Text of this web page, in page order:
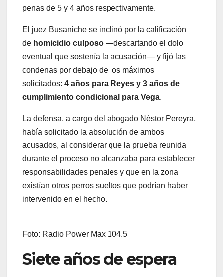
penas de 5 y 4 años respectivamente.
El juez Busaniche se inclinó por la calificación
de homicidio culposo —descartando el dolo
eventual que sostenía la acusación— y fijó las
condenas por debajo de los máximos
solicitados: 4 años para Reyes y 3 años de
cumplimiento condicional para Vega.
La defensa, a cargo del abogado Néstor Pereyra,
había solicitado la absolución de ambos
acusados, al considerar que la prueba reunida
durante el proceso no alcanzaba para establecer
responsabilidades penales y que en la zona
existían otros perros sueltos que podrían haber
intervenido en el hecho.
Foto: Radio Power Max 104.5
Siete años de espera